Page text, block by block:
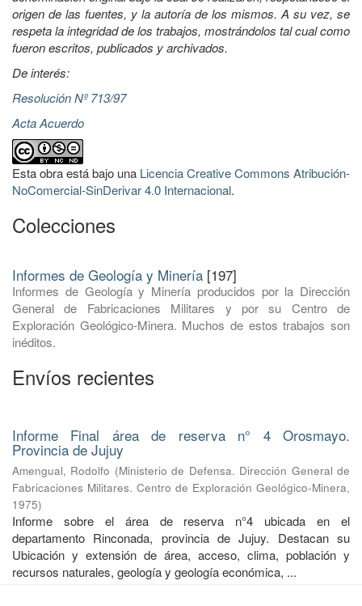
origen de las fuentes, y la autoría de los mismos. A su vez, se
respeta la integridad de los trabajos, mostrándolos tal cual como
fueron escritos, publicados y archivados.
De interés:
Resolución Nº 713/97
Acta Acuerdo
Esta obra está bajo una Licencia Creative Commons Atribución-
NoComercial-SinDerivar 4.0 Internacional.
Colecciones
Informes de Geología y Minería [197]
Informes de Geología y Minería producidos por la Dirección
General de Fabricaciones Militares y por su Centro de
Exploración Geológico-Minera. Muchos de estos trabajos son
inéditos.
Envíos recientes
Informe Final área de reserva n° 4 Orosmayo.
Provincia de Jujuy
Amengual, Rodolfo (Ministerio de Defensa. Dirección General de
Fabricaciones Militares. Centro de Exploración Geológico-Minera,
1975)
Informe sobre el área de reserva n°4 ubicada en el
departamento Rinconada, provincia de Jujuy. Destacan su
Ubicación y extensión de área, acceso, clima, población y
recursos naturales, geología y geología económica, ...